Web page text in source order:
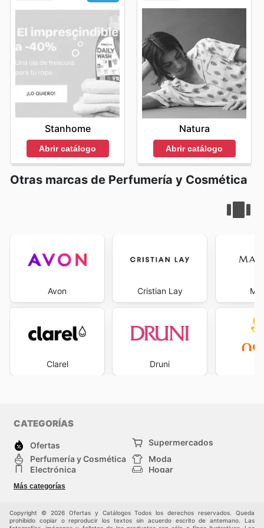
Stanhome
Abrir catálogo
Natura
Abrir catálogo
Otras marcas de Perfumería y Cosmética
Avon
Clarel
Cristian Lay
Druni
CATEGORÍAS
Ofertas
Supermercados
Perfumería y Cosmética
Moda
Electrónica
Hogar
Deporte
Juguetes y bebés
Más categorías
Copyright © 2026 Ofertas y Catálogos Todos los derechos reservados. Queda
prohibido copiar o reproducir los textos sin acuerdo escrito de antemano. Las